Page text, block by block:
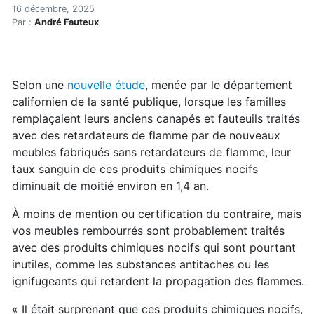
Accueil
Articles
Tout sur les divans non
16 décembre, 2025
Par : André Fauteux
Selon une nouvelle étude, menée par le département
californien de la santé publique, lorsque les familles
remplaçaient leurs anciens canapés et fauteuils traités
avec des retardateurs de flamme par de nouveaux
meubles fabriqués sans retardateurs de flamme, leur
taux sanguin de ces produits chimiques nocifs
diminuait de moitié environ en 1,4 an.
À moins de mention ou certification du contraire, mais
vos meubles rembourrés sont probablement traités
avec des produits chimiques nocifs qui sont pourtant
inutiles, comme les substances antitaches ou les
ignifugeants qui retardent la propagation des flammes.
« Il était surprenant que ces produits chimiques nocifs,